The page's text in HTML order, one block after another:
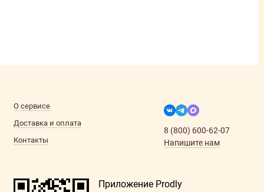
О сервисе
Доставка и оплата
Контакты
8 (800) 600-62-07
Напишите нам
Приложение Prodly